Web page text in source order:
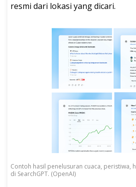
resmi dari lokasi yang dicari.
Contoh hasil penelusuran cuaca, peristiwa,
di SearchGPT. (OpenAI)